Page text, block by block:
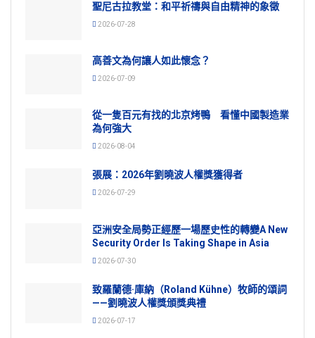
聖尼古拉教堂：和平祈禱與自由精神的象徵
2026-07-28
高善文為何讓人如此懷念？
2026-07-09
從一隻百元有找的北京烤鴨 看懂中國製造業
為何強大
2026-08-04
張展：2026年劉曉波人權獎獲得者
2026-07-29
亞洲安全局勢正經歷一場歷史性的轉變A New
Security Order Is Taking Shape in Asia
2026-07-30
致羅蘭德·庫納（Roland Kühne）牧師的頌詞
——劉曉波人權獎頒獎典禮
2026-07-17